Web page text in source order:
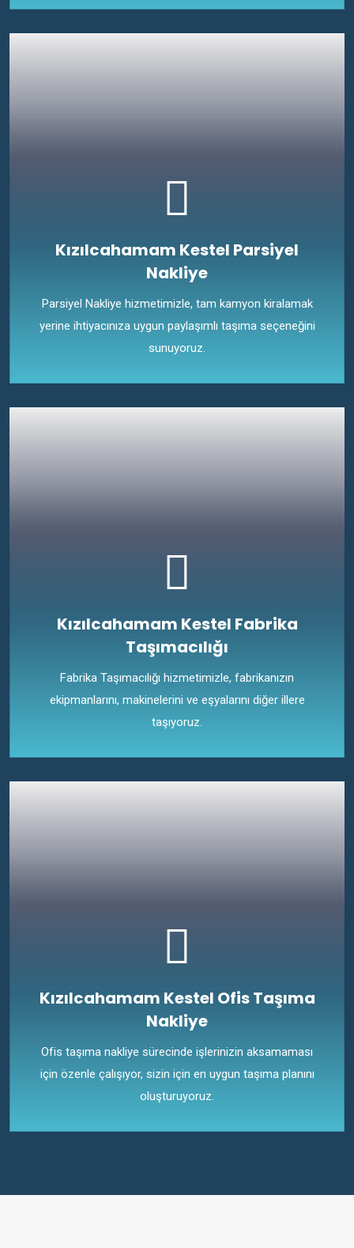
Kızılcahamam Kestel Parsiyel
Nakliye
Parsiyel Nakliye hizmetimizle, tam kamyon kiralamak
yerine ihtiyacınıza uygun paylaşımlı taşıma seçeneğini
sunuyoruz.
Kızılcahamam Kestel Fabrika
Taşımacılığı
Fabrika Taşımacılığı hizmetimizle, fabrikanızın
ekipmanlarını, makinelerini ve eşyalarını diğer illere
taşıyoruz.
Kızılcahamam Kestel Ofis Taşıma
Nakliye
Ofis taşıma nakliye sürecinde işlerinizin aksamaması
için özenle çalışıyor, sizin için en uygun taşıma planını
oluşturuyoruz.